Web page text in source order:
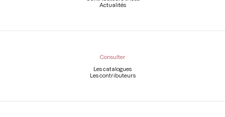
Actualités
Consulter
Les catalogues
Les contributeurs